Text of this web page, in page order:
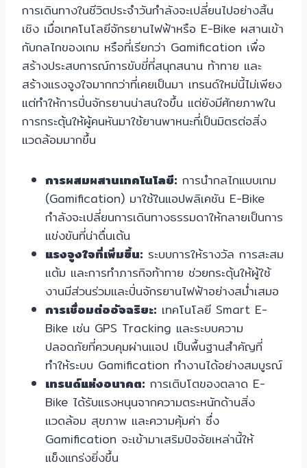
การเดินทางในชีวิตประจำวันกำลังจะเปลี่ยนไปอย่างสิ้น
เชิง เมื่อเทคโนโลยีจักรยานไฟฟ้าหรือ E-Bike ผสานเข้า
กับกลไกของเกม หรือที่เรียกว่า Gamification เพื่อ
สร้างประสบการณ์การขับขี่ที่สนุกสนาน ท้าทาย และ
สร้างแรงจูงใจมากกว่าที่เคยเป็นมา เทรนด์ใหม่นี้ไม่เพียง
แต่ทำให้การปั่นจักรยานน่าสนใจขึ้น แต่ยังมีศักยภาพใน
การกระตุ้นให้ผู้คนหันมาใช้ยานพาหนะที่เป็นมิตรต่อสิ่ง
แวดล้อมมากขึ้น
การผสมผสานเทคโนโลยี: การนำกลไกแบบเกม
(Gamification) มาใช้ในแอปพลิเคชัน E-Bike
กำลังจะเปลี่ยนการเดินทางธรรมดาให้กลายเป็นการ
แข่งขันที่น่าตื่นเต้น
แรงจูงใจที่เพิ่มขึ้น: ระบบการให้รางวัล การสะสม
แต้ม และการทำภารกิจท้าทาย ช่วยกระตุ้นให้ผู้ใช้
งานมีส่วนร่วมและปั่นจักรยานไฟฟ้าอย่างสม่ำเสมอ
การเชื่อมต่ออัจฉริยะ: เทคโนโลยี Smart E-
Bike เช่น GPS Tracking และระบบความ
ปลอดภัยที่ควบคุมผ่านแอป เป็นพื้นฐานสำคัญที่
ทำให้ระบบ Gamification ทำงานได้อย่างสมบูรณ์
เทรนด์แห่งอนาคต: การเติบโตของตลาด E-
Bike ได้รับแรงหนุนจากความตระหนักด้านสิ่ง
แวดล้อม สุขภาพ และความคุ้มค่า ซึ่ง
Gamification จะเข้ามาเสริมปัจจัยเหล่านี้ให้
แข็งแกร่งยิ่งขึ้น